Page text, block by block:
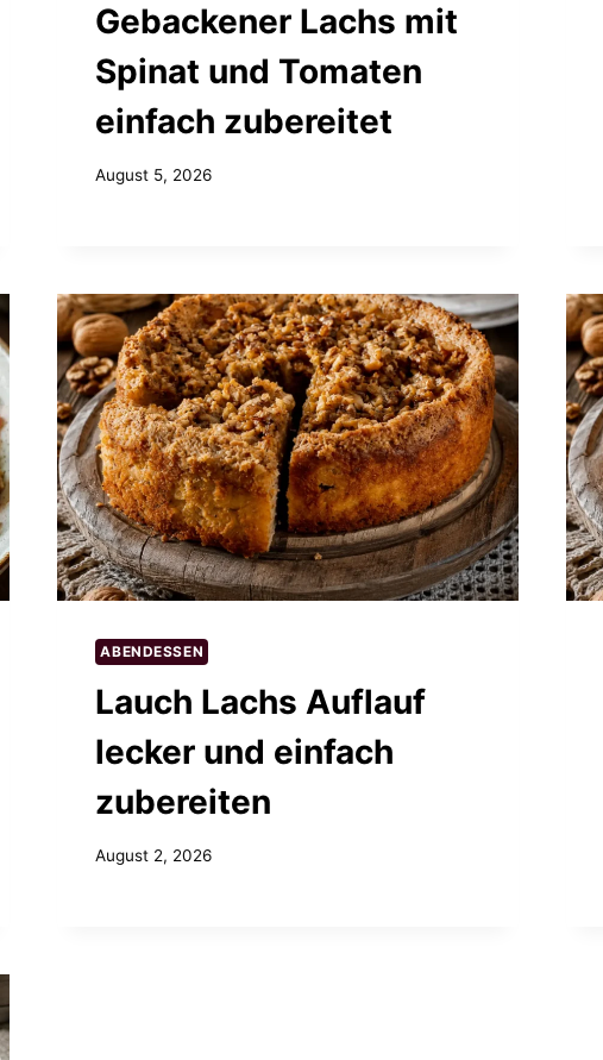
Gebackener Lachs mit
Spinat und Tomaten
einfach zubereitet
August 5, 2026
ABENDESSEN
Lauch Lachs Auflauf
lecker und einfach
zubereiten
August 2, 2026